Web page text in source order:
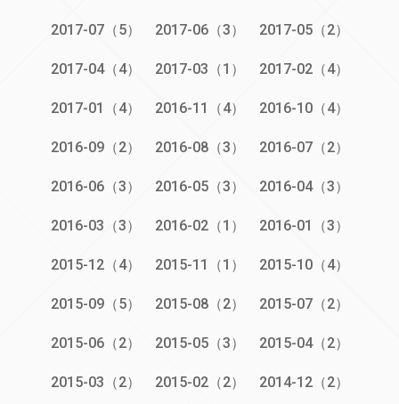
2017-07（5） 2017-06（3） 2017-05（2）
2017-04（4） 2017-03（1） 2017-02（4）
2017-01（4） 2016-11（4） 2016-10（4）
2016-09（2） 2016-08（3） 2016-07（2）
2016-06（3） 2016-05（3） 2016-04（3）
2016-03（3） 2016-02（1） 2016-01（3）
2015-12（4） 2015-11（1） 2015-10（4）
2015-09（5） 2015-08（2） 2015-07（2）
2015-06（2） 2015-05（3） 2015-04（2）
2015-03（2） 2015-02（2） 2014-12（2）